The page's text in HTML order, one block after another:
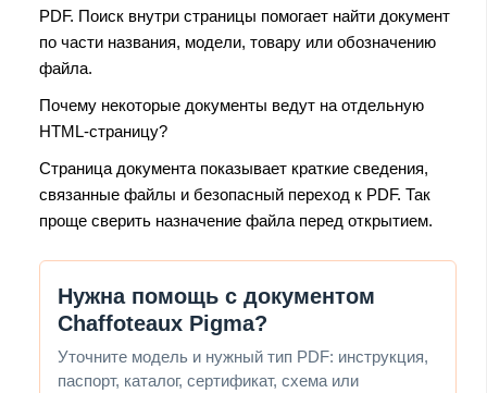
PDF. Поиск внутри страницы помогает найти документ
по части названия, модели, товару или обозначению
файла.
Почему некоторые документы ведут на отдельную
HTML-страницу?
Страница документа показывает краткие сведения,
связанные файлы и безопасный переход к PDF. Так
проще сверить назначение файла перед открытием.
Нужна помощь с документом
Chaffoteaux Pigma?
Уточните модель и нужный тип PDF: инструкция,
паспорт, каталог, сертификат, схема или